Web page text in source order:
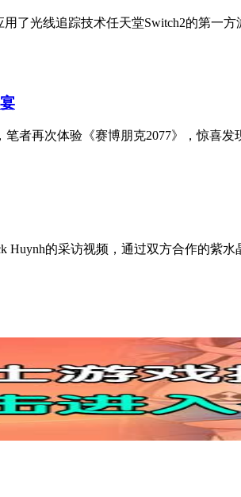
光线追踪技术任天堂Switch2的第一方
者再次体验《赛博朋克2077》，惊喜
Huynh的采访视频，通过双方合作的紫水